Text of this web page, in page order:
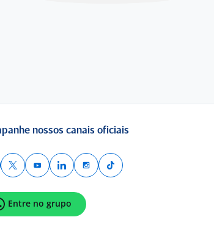
nossos canais oficiais
Entre no grupo